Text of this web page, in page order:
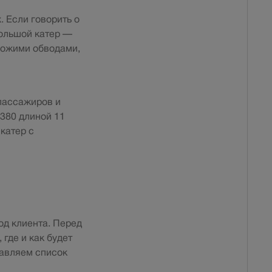
говорить о
катер —
обводами,
и
длиной 11
с
клиента. Перед
и как будет
список